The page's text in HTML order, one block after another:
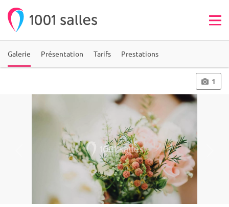
Galerie Présentation Tarifs Prestations
1